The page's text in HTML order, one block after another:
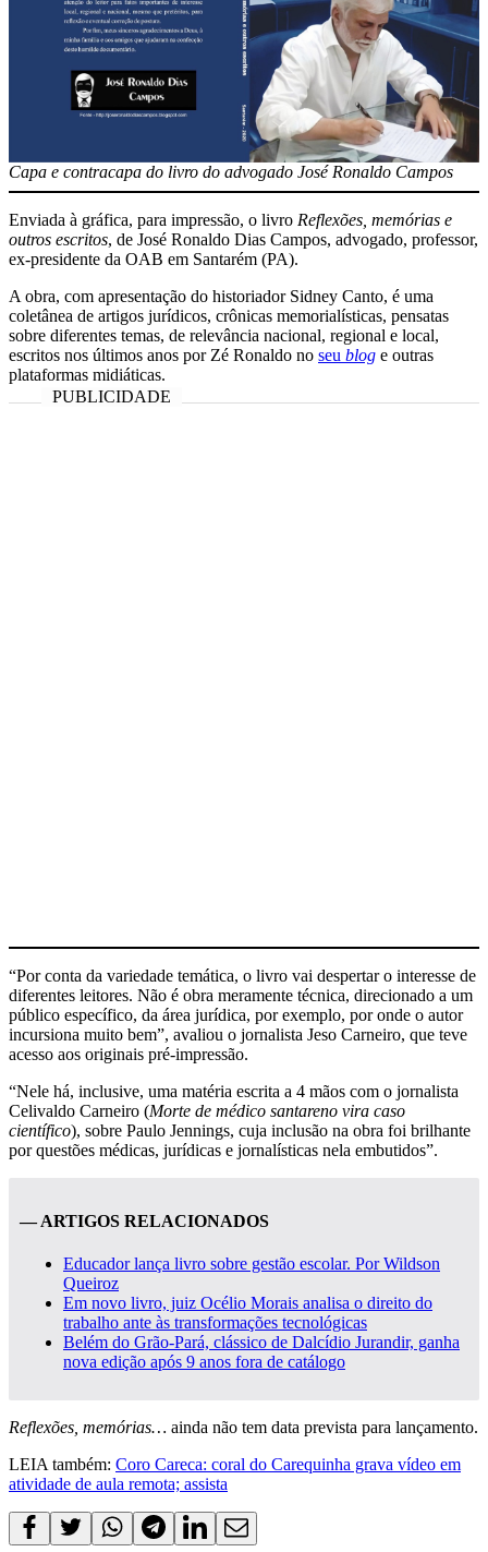
Capa e contracapa do livro do advogado José Ronaldo Campos
Enviada à gráfica, para impressão, o livro Reflexões, memórias e
outros escritos, de José Ronaldo Dias Campos, advogado, professor,
ex-presidente da OAB em Santarém (PA).
A obra, com apresentação do historiador Sidney Canto, é uma
coletânea de artigos jurídicos, crônicas memorialísticas, pensatas
sobre diferentes temas, de relevância nacional, regional e local,
escritos nos últimos anos por Zé Ronaldo no seu blog e outras
plataformas midiáticas.
“Por conta da variedade temática, o livro vai despertar o interesse de
diferentes leitores. Não é obra meramente técnica, direcionado a um
público específico, da área jurídica, por exemplo, por onde o autor
incursiona muito bem”, avaliou o jornalista Jeso Carneiro, que teve
acesso aos originais pré-impressão.
“Nele há, inclusive, uma matéria escrita a 4 mãos com o jornalista
Celivaldo Carneiro (Morte de médico santareno vira caso
científico), sobre Paulo Jennings, cuja inclusão na obra foi brilhante
por questões médicas, jurídicas e jornalísticas nela embutidos”.
— ARTIGOS RELACIONADOS
Educador lança livro sobre gestão escolar. Por Wildson
Queiroz
Em novo livro, juiz Océlio Morais analisa o direito do
trabalho ante às transformações tecnológicas
Belém do Grão-Pará, clássico de Dalcídio Jurandir, ganha
nova edição após 9 anos fora de catálogo
Reflexões, memórias… ainda não tem data prevista para lançamento.
LEIA também: Coro Careca: coral do Carequinha grava vídeo em
atividade de aula remota; assista